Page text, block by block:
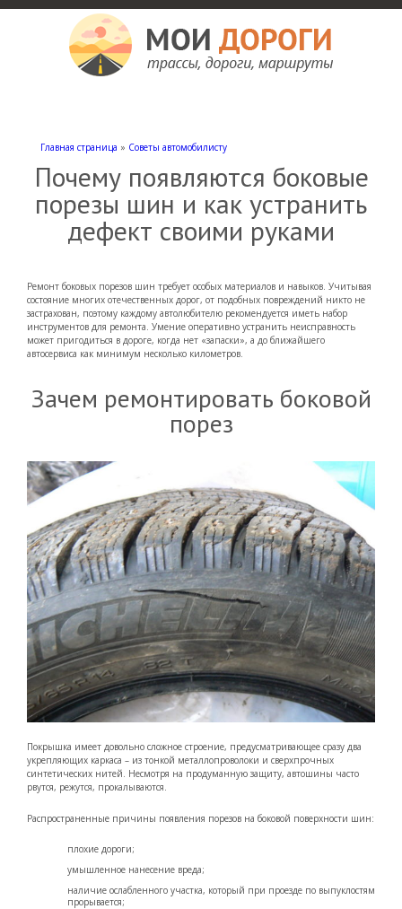
Главная страница » Советы автомобилисту
Почему появляются боковые
порезы шин и как устранить
дефект своими руками
Ремонт боковых порезов шин требует особых материалов и навыков. Учитывая
состояние многих отечественных дорог, от подобных повреждений никто не
застрахован, поэтому каждому автолюбителю рекомендуется иметь набор
инструментов для ремонта. Умение оперативно устранить неисправность
может пригодиться в дороге, когда нет «запаски», а до ближайшего
автосервиса как минимум несколько километров.
Зачем ремонтировать боковой
порез
Покрышка имеет довольно сложное строение, предусматривающее сразу два
укрепляющих каркаса – из тонкой металлопроволоки и сверхпрочных
синтетических нитей. Несмотря на продуманную защиту, автошины часто
рвутся, режутся, прокалываются.
Распространенные причины появления порезов на боковой поверхности шин:
плохие дороги;
умышленное нанесение вреда;
наличие ослабленного участка, который при проезде по выпуклостям
прорывается;